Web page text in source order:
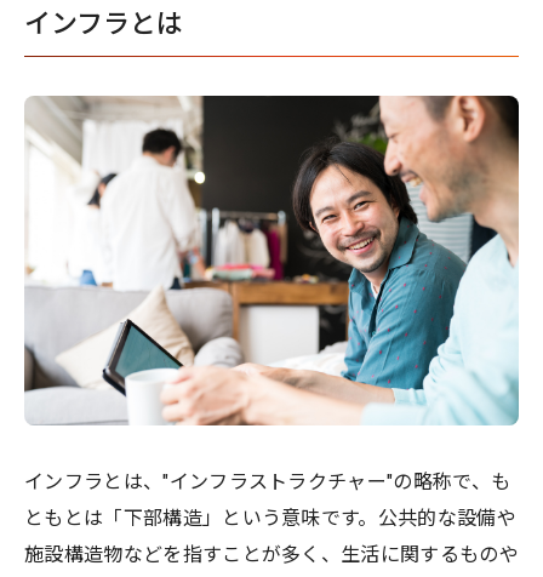
インフラとは
インフラとは、"インフラストラクチャー"の略称で、も
ともとは「下部構造」という意味です。公共的な設備や
施設構造物などを指すことが多く、生活に関するものや